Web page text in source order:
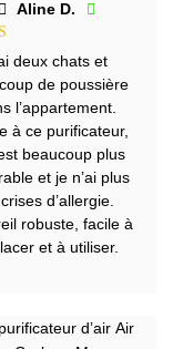
Aline D.
surdeux chats et
de poussière
l’appartement.
à ce purificateur,
beaucoup plus
et je n’ai plus
d’allergie.
robuste, facile à
et à utiliser.